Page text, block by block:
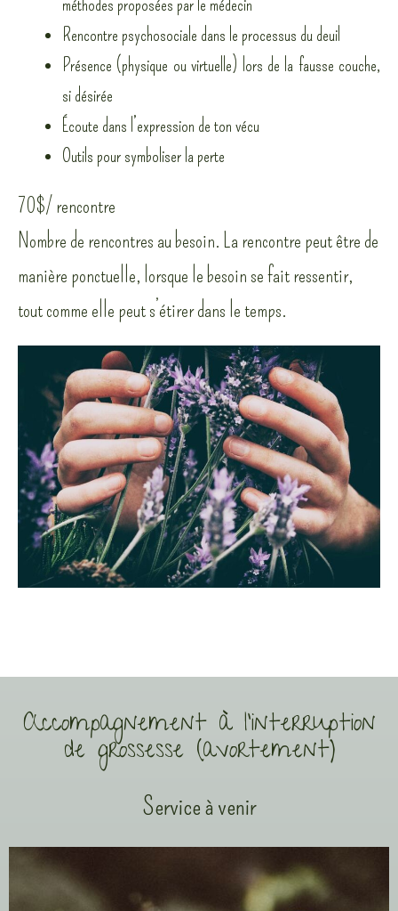
méthodes proposées par le médecin
Rencontre psychosociale dans le processus du deuil
Présence (physique ou virtuelle) lors de la fausse couche,
si désirée
Écoute dans l’expression de ton vécu
Outils pour symboliser la perte
70$/ rencontre
Nombre de rencontres au besoin. La rencontre peut être de
manière ponctuelle, lorsque le besoin se fait ressentir,
tout comme elle peut s’étirer dans le temps.
Accompagnement à l'interruption
de grossesse (avortement)
Service à venir